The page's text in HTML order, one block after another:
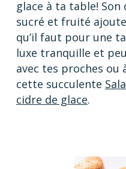
glace à ta table!
sucré et fruité
qu’il faut pour une
luxe tranquille et
avec tes proches ou
cette succulente
cidre de glace.